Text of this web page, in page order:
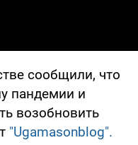
сообщили, что
пандемии и
возобновить
"Ugamasonblog".